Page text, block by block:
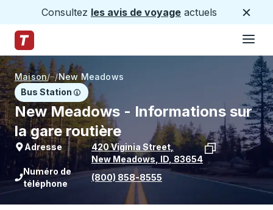
Consultez les avis de voyage actuels
Page d'accueil des sentiers
Maison/ /New Meadows
Bus Station
New Meadows - Informations sur
la gare routière
Adresse 420 Viginia Street ,
New Meadows ID 83654
Voir l'emplacement de l'arrêt sur
Numéro de
téléphone
(800) 858-8555